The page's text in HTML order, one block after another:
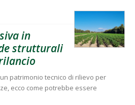
in
strutturali
patrimonio tecnico di rilievo per
ecco come potrebbe essere